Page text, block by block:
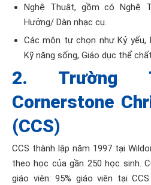
Nghệ Thuật, gồm có Nghệ
Hưởng/ Dàn nhạc cụ.
Các môn tự chọn như Kỷ yếu,
Kỹ năng sống, Giáo dục thể
2. Trường
Cornerstone
(CCS)
CCS thành lập năm 1997 tại
theo học của gần 250 học sinh.
giáo viên: 95% giáo viên tại